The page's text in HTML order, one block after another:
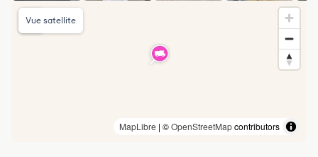
MapLibre | ©OpenStreetMapcontributors
Vue satellite